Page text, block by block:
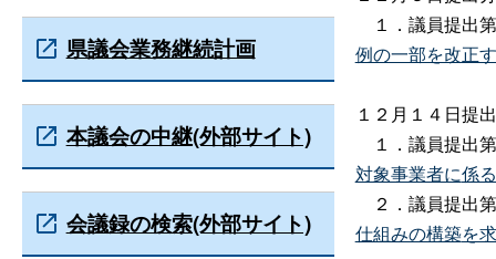
１．議員提出
例の一部を改正
１２月１４日提
１．議員提出
対象事業者に係
２．議員提出
仕組みの構築を
県議会業務継続計画
本議会の中継(外部サイト)
会議録の検索(外部サイト)